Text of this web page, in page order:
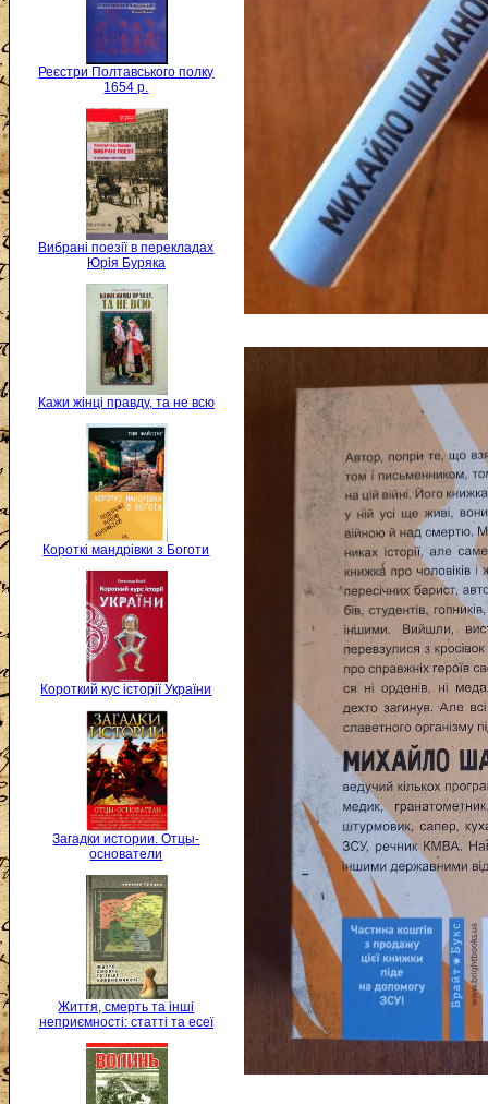
Реєстри Полтавського полку
1654 р.
Вибрані поезії в перекладах
Юрія Буряка
Кажи жінці правду, та не всю
Короткі мандрівки з Боготи
Короткий кус історії України
Загадки истории. Отцы-
основатели
Життя, смерть та інші
неприємності: статті та есеї